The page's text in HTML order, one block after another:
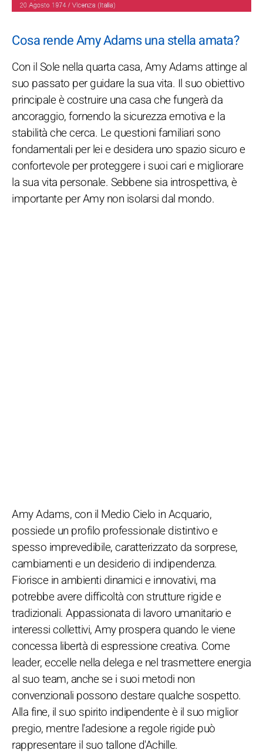
Cosa rende Amy Adams una stella amata?
Con il Sole nella quarta casa, Amy Adams attinge al
suo passato per guidare la sua vita. Il suo obiettivo
principale è costruire una casa che fungerà da
ancoraggio, fornendo la sicurezza emotiva e la
stabilità che cerca. Le questioni familiari sono
fondamentali per lei e desidera uno spazio sicuro e
confortevole per proteggere i suoi cari e migliorare
la sua vita personale. Sebbene sia introspettiva, è
importante per Amy non isolarsi dal mondo.
Amy Adams, con il Medio Cielo in Acquario,
possiede un profilo professionale distintivo e
spesso imprevedibile, caratterizzato da sorprese,
cambiamenti e un desiderio di indipendenza.
Fiorisce in ambienti dinamici e innovativi, ma
potrebbe avere difficoltà con strutture rigide e
tradizionali. Appassionata di lavoro umanitario e
interessi collettivi, Amy prospera quando le viene
concessa libertà di espressione creativa. Come
leader, eccelle nella delega e nel trasmettere energia
al suo team, anche se i suoi metodi non
convenzionali possono destare qualche sospetto.
Alla fine, il suo spirito indipendente è il suo miglior
pregio, mentre l'adesione a regole rigide può
rappresentare il suo tallone d'Achille.